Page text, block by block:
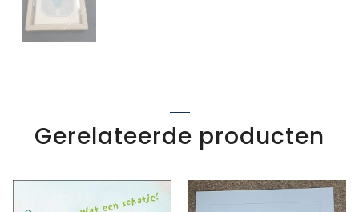
Gerelateerde producten